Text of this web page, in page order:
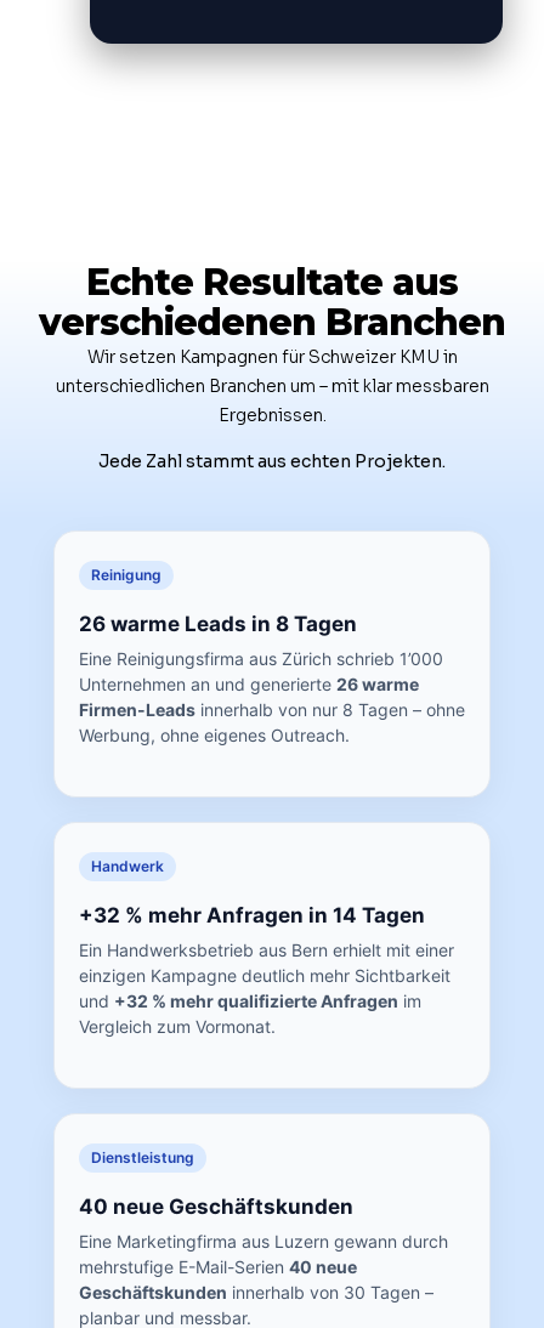
Echte Resultate aus
verschiedenen Branchen
Wir setzen Kampagnen für Schweizer KMU in
unterschiedlichen Branchen um – mit klar messbaren
Ergebnissen.
Jede Zahl stammt aus echten Projekten.
Reinigung
26 warme Leads in 8 Tagen
Eine Reinigungsfirma aus Zürich schrieb 1’000
Unternehmen an und generierte 26 warme
Firmen-Leads innerhalb von nur 8 Tagen – ohne
Werbung, ohne eigenes Outreach.
Handwerk
+32 % mehr Anfragen in 14 Tagen
Ein Handwerksbetrieb aus Bern erhielt mit einer
einzigen Kampagne deutlich mehr Sichtbarkeit
und +32 % mehr qualifizierte Anfragen im
Vergleich zum Vormonat.
Dienstleistung
40 neue Geschäftskunden
Eine Marketingfirma aus Luzern gewann durch
mehrstufige E-Mail-Serien 40 neue
Geschäftskunden innerhalb von 30 Tagen –
planbar und messbar.